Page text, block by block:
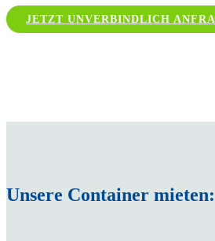
JETZT UNVERBINDLICH
Unsere Container mieten: